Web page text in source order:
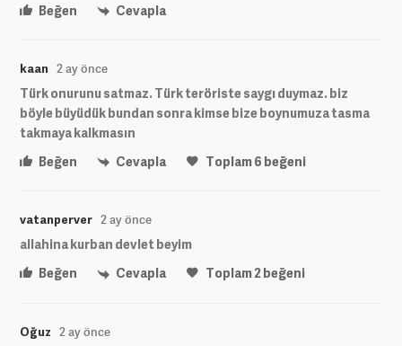
Beğen
Cevapla
kaan 2 ay önce
Türk onurunu satmaz. Türk teröriste saygı duymaz. biz
böyle büyüdük bundan sonra kimse bize boynumuza tasma
takmaya kalkmasın
Beğen
Cevapla Toplam6 beğeni
vatanperver 2 ay önce
allahina kurban devlet beyim
Beğen
Cevapla Toplam2beğeni
Oğuz 2 ay önce